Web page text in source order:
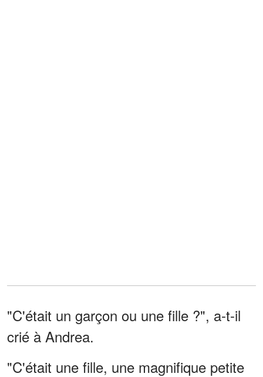
"C'était un garçon ou une fille ?", a-t-il
crié à Andrea.
"C'était une fille, une magnifique petite